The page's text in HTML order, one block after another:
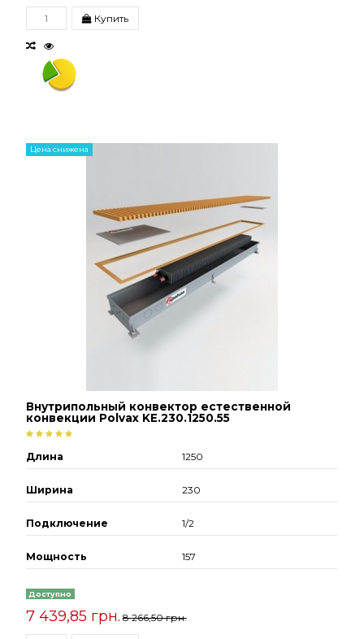
Купить
Цена снижена
Внутрипольный конвектор естественной
конвекции Polvax KE.230.1250.55
Длина 1250
Ширина 230
Подключение 1/2
Мощность 157
Доступно
7 439,85 грн. 8 266,50 грн.